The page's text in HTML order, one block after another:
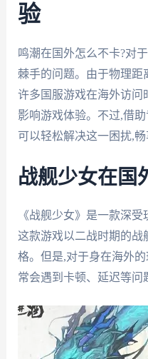
验
鸣潮在国外怎么不卡?对
棘手的问题。由于物理距
许多国服游戏在海外访问
影响游戏体验。不过,借
可以轻松解决这一困扰,畅
战舰少女在国
《战舰少女》是一款深受
这款游戏以二战时期的战
格。但是,对于身在海外
常会遇到卡顿、延迟等问